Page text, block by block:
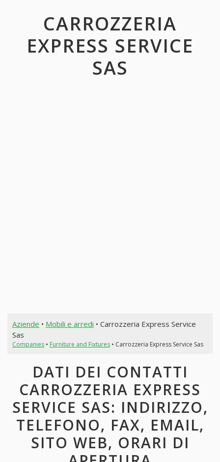
CARROZZERIA
EXPRESS SERVICE
SAS
Aziende • Mobili e arredi • Carrozzeria Express Service
Sas
Companies• Furniture and Fixtures• Carrozzeria Express Service Sas
DATI DEI CONTATTI
CARROZZERIA EXPRESS
SERVICE SAS: INDIRIZZO,
TELEFONO, FAX, EMAIL,
SITO WEB, ORARI DI